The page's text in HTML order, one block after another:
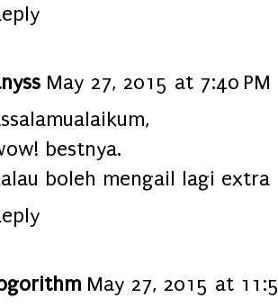
May 27, 2015 at 7:40 PM
bestnya.
boleh mengail lagi extra
May 27, 2015 at